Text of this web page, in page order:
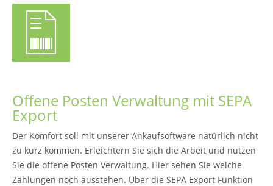
Offene Posten Verwaltung mit SEPA
Export
Der Komfort soll mit unserer Ankaufsoftware natürlich nicht
zu kurz kommen. Erleichtern Sie sich die Arbeit und nutzen
Sie die offene Posten Verwaltung. Hier sehen Sie welche
Zahlungen noch ausstehen. Über die SEPA Export Funktion